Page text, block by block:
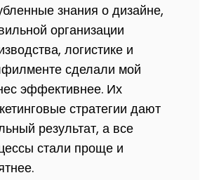
знания о дизайне,
организации
логистике и
сделали мой
эффективнее. Их
стратегии дают
результат, а все
стали проще и